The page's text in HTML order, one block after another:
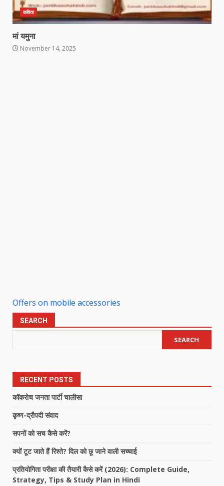
कविता
मां यमुना
November 14, 2025
Offers on mobile accessories
SEARCH
SEARCH
RECENT POSTS
कॉकरोच जनता पार्टी चालीसा
कृष्ण-द्रौपदी संवाद
सपनों को सच कैसे करें?
क्यों टूट जाते हैं रिश्ते? दिल को छू जाने वाली सच्चाई
प्रतियोगिता परीक्षा की तैयारी कैसे करें (2026): Complete Guide,
Strategy, Tips & Study Plan in Hindi